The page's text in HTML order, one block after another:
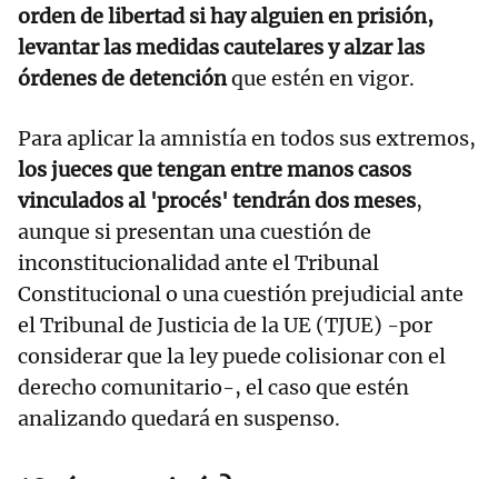
orden de libertad si hay alguien en prisión,
levantar las medidas cautelares y alzar las
órdenes de detenciónque estén en vigor.
Para aplicar la amnistía en todos sus extremos,
los jueces que tengan entre manos casos
vinculados al 'procés' tendrán dos meses,
aunque si presentan una cuestión de
inconstitucionalidad ante el Tribunal
Constitucional o una cuestión prejudicial ante
el Tribunal de Justicia de la UE (TJUE) -por
considerar que la ley puede colisionar con el
derecho comunitario-, el caso que estén
analizando quedará en suspenso.